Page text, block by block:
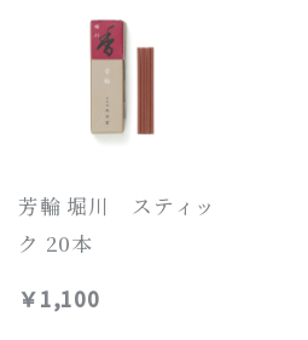
芳輪 堀川 スティッ
ク 20本
￥1,100